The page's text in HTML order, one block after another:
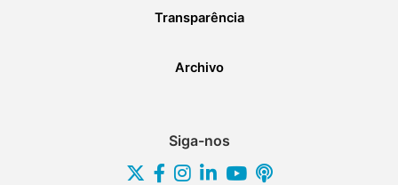
Transparência
Archivo
Siga-nos